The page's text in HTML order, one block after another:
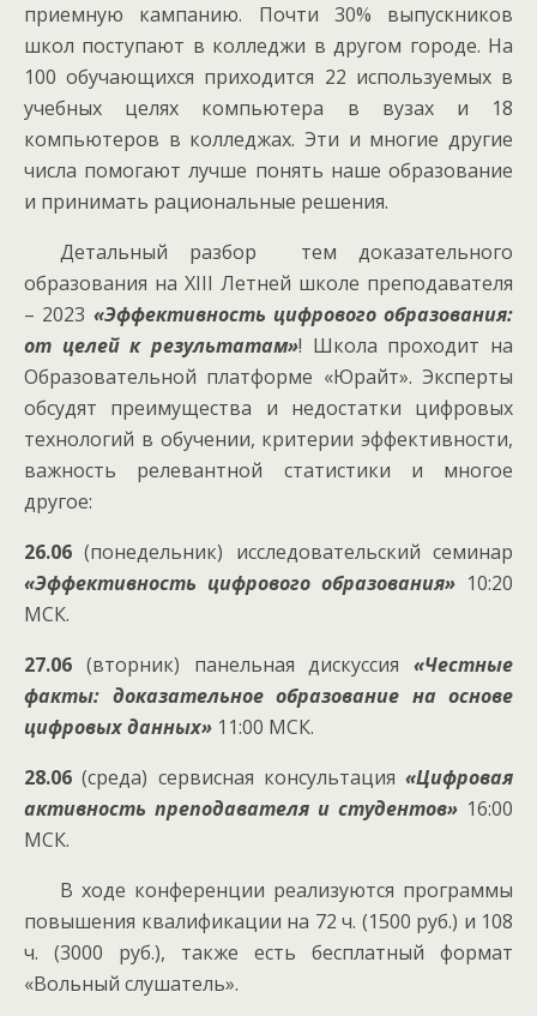
приемную кампанию. Почти 30% выпускников
школ поступают в колледжи в другом городе. На
100 обучающихся приходится 22 используемых в
учебных целях компьютера в вузах и 18
компьютеров в колледжах. Эти и многие другие
числа помогают лучше понять наше образование
и принимать рациональные решения.
‍Детальный разбор тем доказательного
образования на XIII Летней школе преподавателя
– 2023 «Эффективность цифрового образования:
от целей к результатам»! Школа проходит на
Образовательной платформе «Юрайт». Эксперты
обсудят преимущества и недостатки цифровых
технологий в обучении, критерии эффективности,
важность релевантной статистики и многое
другое:
26.06 (понедельник) исследовательский семинар
«Эффективность цифрового образования» 10:20
МСК.
27.06 (вторник) панельная дискуссия «Честные
факты: доказательное образование на основе
цифровых данных» 11:00 МСК.
28.06 (среда) сервисная консультация «Цифровая
активность преподавателя и студентов» 16:00
МСК.
В ходе конференции реализуются программы
повышения квалификации на 72 ч. (1500 руб.) и 108
ч. (3000 руб.), также есть бесплатный формат
«Вольный слушатель».